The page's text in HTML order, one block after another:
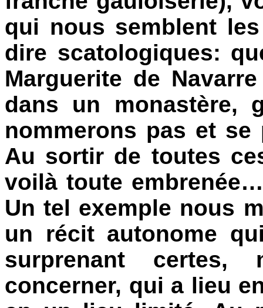
qui nous semblent
dire scatologiques:
Marguerite de
dans un monastère,
nommerons pas et
Au sortir de toutes
voilà toute
Un tel exemple nous
un récit autonome
surprenant
concerner, qui a lieu